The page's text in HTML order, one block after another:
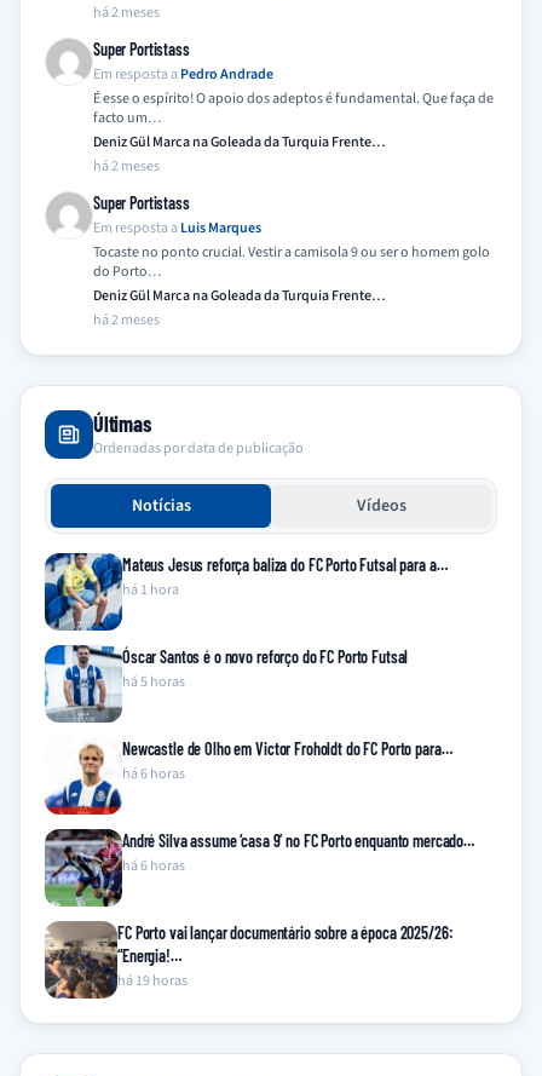
há 2 meses
Super Portistass
Em resposta a Pedro Andrade
É esse o espírito! O apoio dos adeptos é fundamental. Que faça de
facto um…
Deniz Gül Marca na Goleada da Turquia Frente…
há 2 meses
Super Portistass
Em resposta a Luis Marques
Tocaste no ponto crucial. Vestir a camisola 9 ou ser o homem golo
do Porto…
Deniz Gül Marca na Goleada da Turquia Frente…
há 2 meses
Últimas
Ordenadas por data de publicação
Notícias Vídeos
Mateus Jesus reforça baliza do FC Porto Futsal para a…
há 1 hora
Óscar Santos é o novo reforço do FC Porto Futsal
há 5 horas
Newcastle de Olho em Victor Froholdt do FC Porto para…
há 6 horas
André Silva assume ‘casa 9’ no FC Porto enquanto mercado…
há 6 horas
FC Porto vai lançar documentário sobre a época 2025/26:
“Energia!…
há 19 horas